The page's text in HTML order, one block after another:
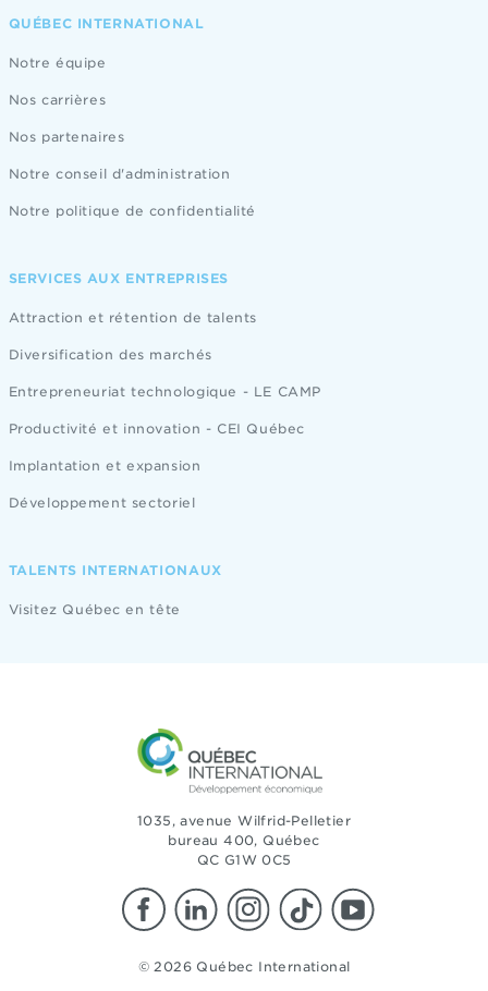
QUÉBEC INTERNATIONAL
Notre équipe
Nos carrières
Nos partenaires
Notre conseil d'administration
Notre politique de confidentialité
SERVICES AUX ENTREPRISES
Attraction et rétention de talents
Diversification des marchés
Entrepreneuriat technologique - LE CAMP
Productivité et innovation - CEI Québec
Implantation et expansion
Développement sectoriel
TALENTS INTERNATIONAUX
Visitez Québec en tête
1035, avenue Wilfrid-Pelletier
bureau 400, Québec
QC G1W 0C5
© 2026 Québec International